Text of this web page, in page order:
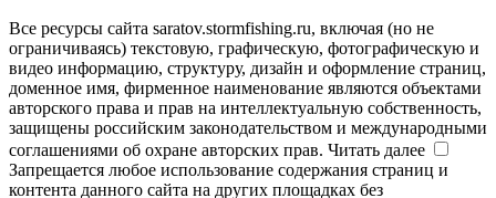
Все ресурсы сайта saratov.stormfishing.ru, включая (но не
ограничиваясь) текстовую, графическую, фотографическую и
видео информацию, структуру, дизайн и оформление страниц,
доменное имя, фирменное наименование являются объектами
авторского права и прав на интеллектуальную собственность,
защищены российским законодательством и международными
соглашениями об охране авторских прав. Читать далее
Запрещается любое использование содержания страниц и
контента данного сайта на других площадках без